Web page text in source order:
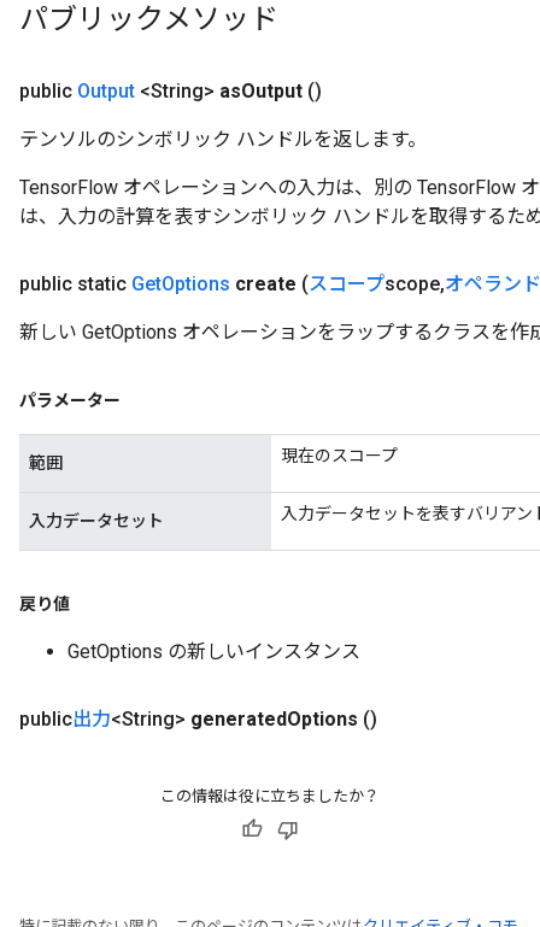
パブリックメソッド
public Output <String> asOutput ()
テンソルのシンボリック ハンドルを返します。
TensorFlow オペレーションへの入力は、別の TensorFlow
は、入力の計算を表すシンボリック ハンドルを取得するた
public static GetOptions create (スコープscope,オペランド
新しい GetOptions オペレーションをラップするクラスを
パラメーター
範囲 現在のスコープ
入力データセット 入力データセットを表すバリアン
戻り値
GetOptions の新しいインスタンス
public出力<String> generatedOptions ()
この情報は役に立ちましたか？